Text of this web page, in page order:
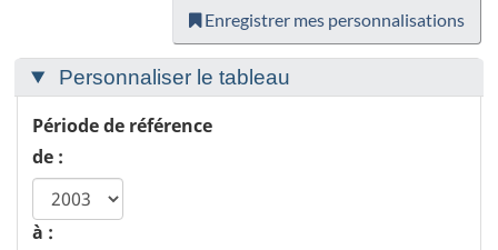
Enregistrer mes personnalisations
Personnaliser le tableau
Période de référence
de :
à :